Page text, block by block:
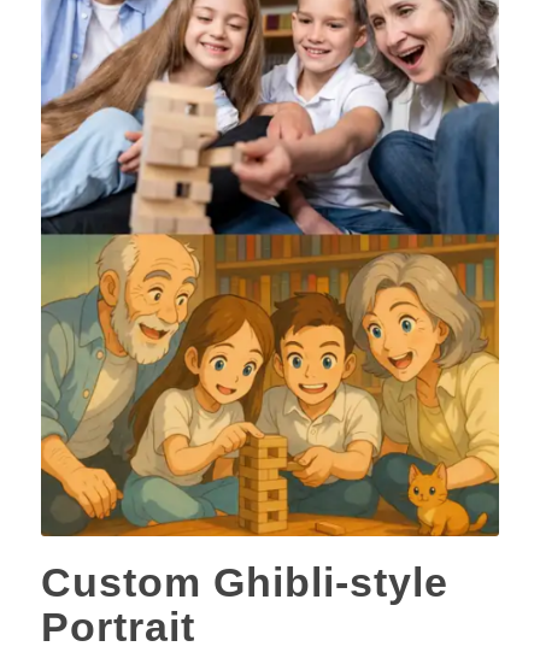
Custom Ghibli-style
Portrait